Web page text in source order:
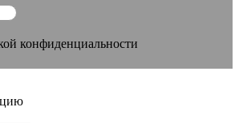
конфиденциальности